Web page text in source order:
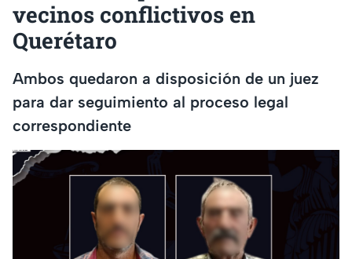
vecinos conflictivos en
Querétaro
Ambos quedaron a disposición de un juez
para dar seguimiento al proceso legal
correspondiente